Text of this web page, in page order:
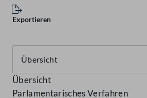
Exportieren
Übersicht
Parlamentarisches Verfahren